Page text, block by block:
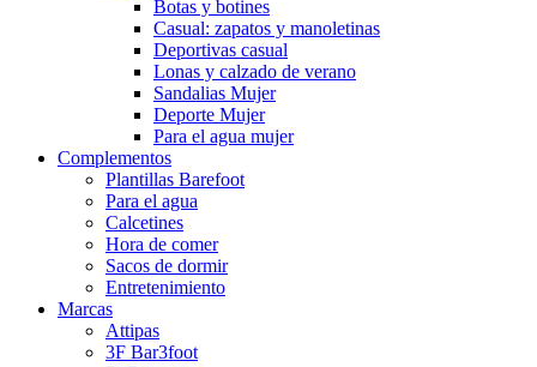
Botas y botines
Casual: zapatos y manoletinas
Deportivas casual
Lonas y calzado de verano
Sandalias Mujer
Deporte Mujer
Para el agua mujer
Complementos
Plantillas Barefoot
Para el agua
Calcetines
Hora de comer
Sacos de dormir
Entretenimiento
Marcas
Attipas
3F Bar3foot